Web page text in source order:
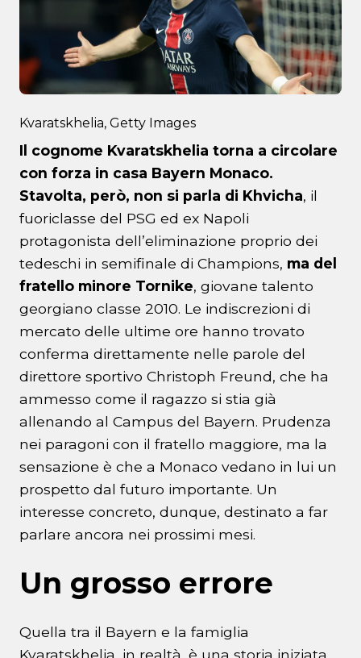
Kvaratskhelia, Getty Images
Il cognome Kvaratskhelia torna a circolare
con forza in casa Bayern Monaco.
Stavolta, però, non si parla di Khvicha, il
fuoriclasse del PSG ed ex Napoli
protagonista dell’eliminazione proprio dei
tedeschi in semifinale di Champions, ma del
fratello minore Tornike, giovane talento
georgiano classe 2010. Le indiscrezioni di
mercato delle ultime ore hanno trovato
conferma direttamente nelle parole del
direttore sportivo Christoph Freund, che ha
ammesso come il ragazzo si stia già
allenando al Campus del Bayern. Prudenza
nei paragoni con il fratello maggiore, ma la
sensazione è che a Monaco vedano in lui un
prospetto dal futuro importante. Un
interesse concreto, dunque, destinato a far
parlare ancora nei prossimi mesi.
Un grosso errore
Quella tra il Bayern e la famiglia
Kvaratskhelia, in realtà, è una storia iniziata